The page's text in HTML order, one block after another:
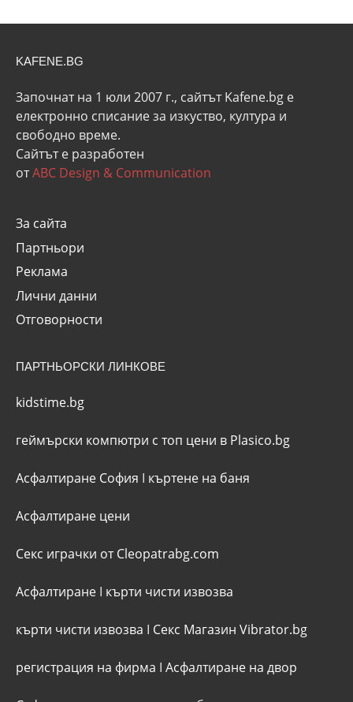
KAFENE.BG
Започнат на 1 юли 2007 г., сайтът Kafene.bg e
eлектронно списание за изкуство, култура и
свободно време.
Сайтът е разработен
отABC Design & Communication
За сайта
Партньори
Реклама
Лични данни
Отговорности
ПАРТНЬОРСКИ ЛИНКОВЕ
kidstime.bg
геймърски компютри с топ цени в Plasico.bg
Асфалтиране София I къртене на баня
Асфалтиране цени
Секс играчки от Cleopatrabg.com
Асфалтиране I кърти чисти извозва
кърти чисти извозва I Секс Магазин Vibrator.bg
регистрация на фирма I Асфалтиране на двор